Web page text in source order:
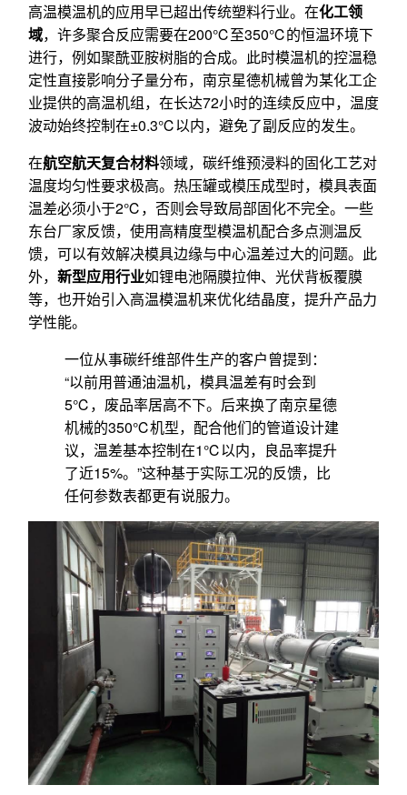
高温模温机的应用早已超出传统塑料行业。在化工领
域，许多聚合反应需要在200℃至350℃的恒温环境下
进行，例如聚酰亚胺树脂的合成。此时模温机的控温稳
定性直接影响分子量分布，南京星德机械曾为某化工企
业提供的高温机组，在长达72小时的连续反应中，温度
波动始终控制在±0.3℃以内，避免了副反应的发生。
在航空航天复合材料领域，碳纤维预浸料的固化工艺对
温度均匀性要求极高。热压罐或模压成型时，模具表面
温差必须小于2℃，否则会导致局部固化不完全。一些
东台厂家反馈，使用高精度型模温机配合多点测温反
馈，可以有效解决模具边缘与中心温差过大的问题。此
外， 新型应用行业如锂电池隔膜拉伸、光伏背板覆膜
等，也开始引入高温模温机来优化结晶度，提升产品力
学性能。
一位从事碳纤维部件生产的客户曾提到：
“以前用普通油温机，模具温差有时会到
5℃，废品率居高不下。后来换了南京星德
机械的350℃机型，配合他们的管道设计建
议，温差基本控制在1℃以内，良品率提升
了近15%。”这种基于实际工况的反馈，比
任何参数表都更有说服力。